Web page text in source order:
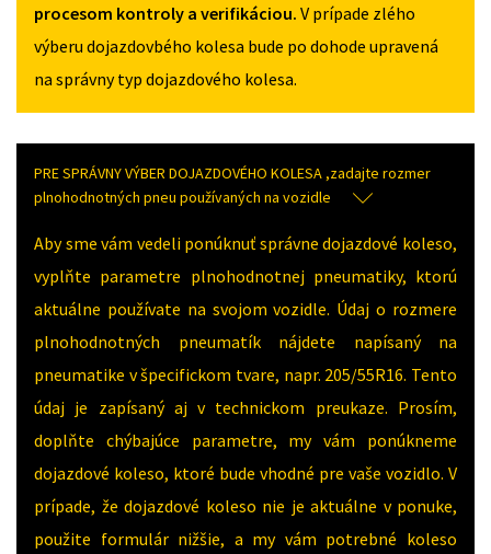
procesom kontroly a verifikáciou. V prípade zlého
výberu dojazdovbého kolesa bude po dohode upravená
na správny typ dojazdového kolesa.
PRE SPRÁVNY VÝBER DOJAZDOVÉHO KOLESA ,zadajte rozmer
plnohodnotných pneu používaných na vozidle
Aby sme vám vedeli ponúknuť správne dojazdové koleso,
vyplňte parametre plnohodnotnej pneumatiky, ktorú
aktuálne používate na svojom vozidle. Údaj o rozmere
plnohodnotných pneumatík nájdete napísaný na
pneumatike v špecifickom tvare, napr. 205/55R16. Tento
údaj je zapísaný aj v technickom preukaze. Prosím,
doplňte chýbajúce parametre, my vám ponúkneme
dojazdové koleso, ktoré bude vhodné pre vaše vozidlo. V
prípade, že dojazdové koleso nie je aktuálne v ponuke,
použite formulár nižšie, a my vám potrebné koleso